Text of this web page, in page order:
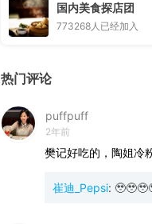
国内美食探店团
773268人已经加入
热门评论
puffpuff
2年前
樊记好吃的，陶姐冷
崔迪_Pepsi: